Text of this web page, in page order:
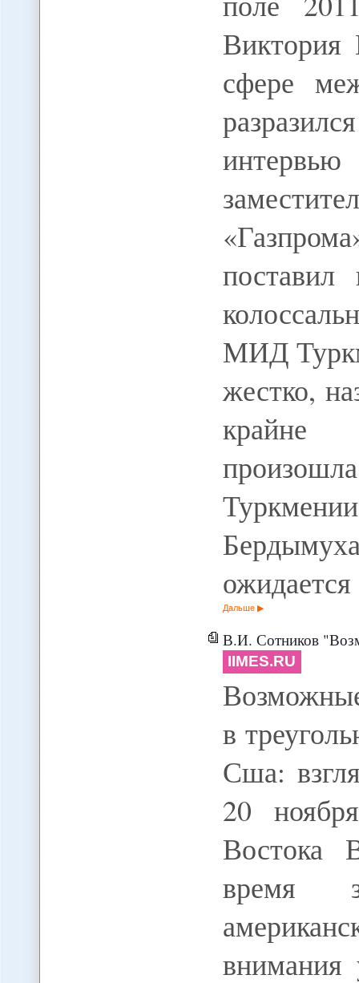
Виктория
сфере
МИД
жестко,
крайне
Дальше
В.И. Сотников "Возможные варианты
IIMES.RU
в
Сша:
20
Востока
время
внимания